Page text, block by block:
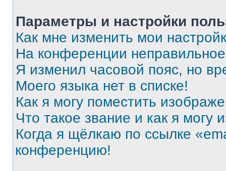
Параметры и настройки
Как мне изменить мои
На конференции
Я изменил часовой пояс, но
Моего языка нет в списке!
Как я могу поместить
Что такое звание и как я могу
Когда я щёлкаю по ссылке
конференцию!